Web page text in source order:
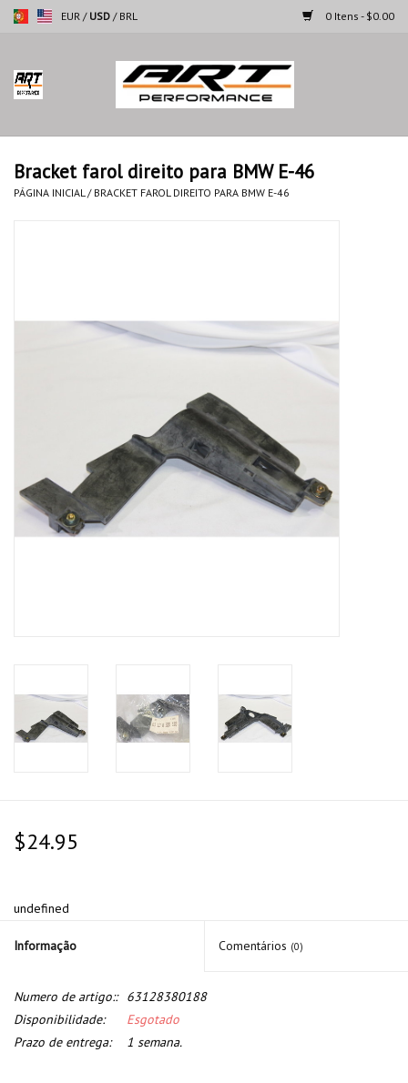
EUR / USD / BRL 0 Itens - $0.00
Página inicial
Motocicletas
Automoveis
Bracket farol direito para BMW E-46
PÁGINA INICIAL / BRACKET FAROL DIREITO PARA BMW E-46
$24.95
undefined
Informação Comentários (0)
Numero de artigo::
63128380188
Disponibilidade:
Esgotado
Prazo de entrega:
1 semana.